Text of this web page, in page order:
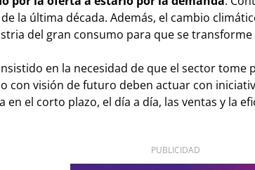
la última década. Además, el cambio
del gran consumo para que se transforme
en la necesidad de que el sector tome
con visión de futuro deben actuar con
el corto plazo, el día a día, las ventas y la
PUBLICIDAD